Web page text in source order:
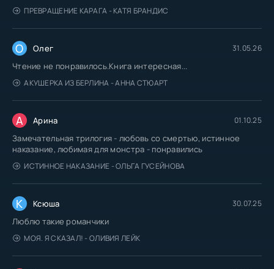
ПРЕВРАЩЕНИЕ КАРАГА - КАТЯ БРАНДИС
О Олег 31.05.26
Чтение не понравилось.Книга интересная...
АКУШЕРКА ИЗ БЕРЛИНА - АННА СТЮАРТ
А Арина 01.10.25
Замечательная трилогия - любовь со смертью, истинное
наказание, любимая для монстра - понравились
ИСТИННОЕ НАКАЗАНИЕ - ОЛЬГА ГУСЕЙНОВА
К Ксюша 30.07.25
Люблю такие романчики
МОЯ. Я СКАЗАЛ! - ОЛИВИЯ ЛЕЙК